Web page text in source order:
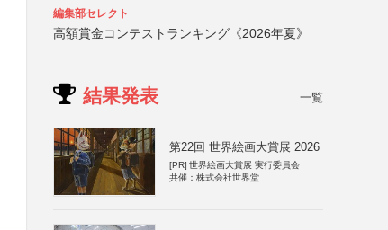
編集部セレクト
高額賞金コンテストランキング《2026年夏》
結果発表 一覧
第22回 世界絵画大賞展 2026
[PR] 世界絵画大賞展 実行委員会
共催：株式会社世界堂